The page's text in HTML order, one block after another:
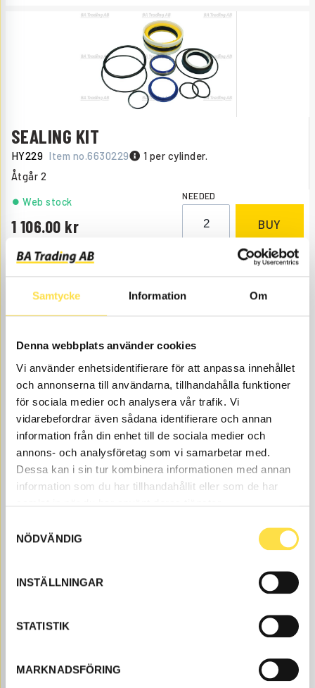
Samtycke Information Om
Denna webbplats använder cookies
Vi använder enhetsidentifierare för att anpassa innehållet
och annonserna till användarna, tillhandahålla funktioner
för sociala medier och analysera vår trafik. Vi
vidarebefordrar även sådana identifierare och annan
information från din enhet till de sociala medier och
annons- och analysföretag som vi samarbetar med.
Dessa kan i sin tur kombinera informationen med annan
information som du har tillhandahållit eller som de har
NÖDVÄNDIG
INSTÄLLNINGAR
STATISTIK
MARKNADSFÖRING
SEALING KIT
HY229 Item no.6630229 1 per cylinder.
Åtgår 2
1 106.00
Web stock NEEDED
BUY
PIVOT PIN
TA356 Item no.6626356 2 per cylinder.
Åtgår
1 716.00
Order item, 4-6 days NEEDED
BUY
Item no.